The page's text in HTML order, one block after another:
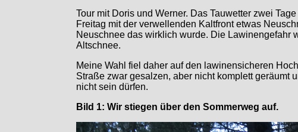
Tour mit Doris und Werner. Das Tauwetter zwei
Freitag mit der verwellenden Kaltfront etwas
Neuschnee das wirklich wurde. Die Lawinengefahr
Altschnee.
Meine Wahl fiel daher auf den lawinensicheren
Straße zwar gesalzen, aber nicht komplett geräumt
nicht sein dürfen.
Bild 1: Wir stiegen über den Sommerweg auf.